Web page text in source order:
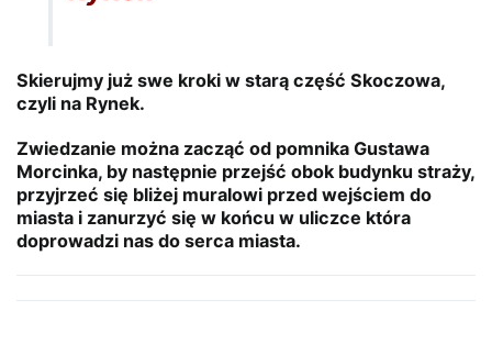
Skierujmy już swe kroki w starą część Skoczowa,
czyli na Rynek.
Zwiedzanie można zacząć od pomnika Gustawa
Morcinka, by następnie przejść obok budynku straży,
przyjrzeć się bliżej muralowi przed wejściem do
miasta i zanurzyć się w końcu w uliczce która
doprowadzi nas do serca miasta.